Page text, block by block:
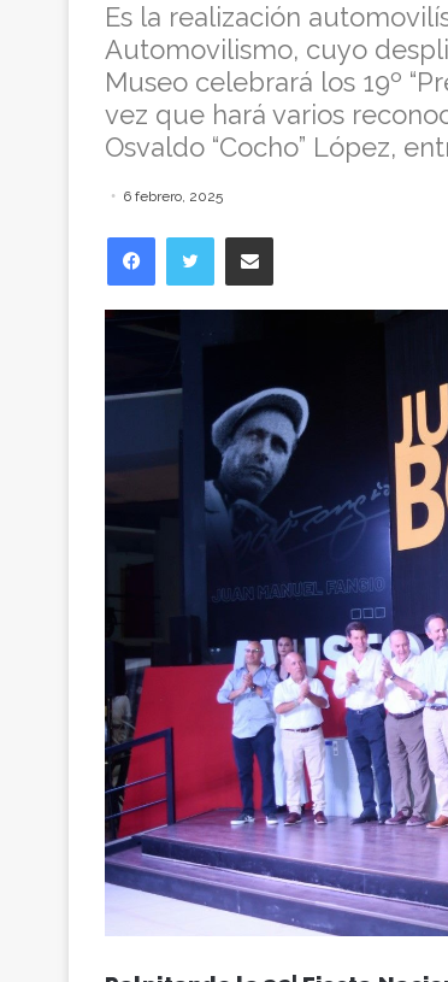
Es la realización
Automovilismo, cuyo
Museo celebrará los 19º
vez que hará varios
Osvaldo “Cocho” López,
6 febrero, 2025
Facebook